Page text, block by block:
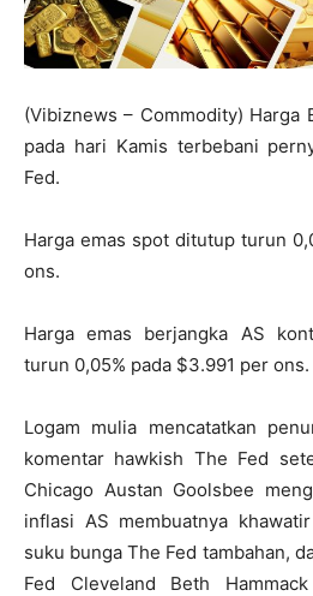
(Vibiznews – Commodity) Harga
pada hari Kamis terbebani
Fed.
Harga emas spot ditutup turun
ons.
Harga emas berjangka AS
turun 0,05% pada $3.991 per ons.
Logam mulia mencatatkan
komentar hawkish The Fed
Chicago Austan Goolsbee
inflasi AS membuatnya
suku bunga The Fed tambahan,
Fed Cleveland Beth